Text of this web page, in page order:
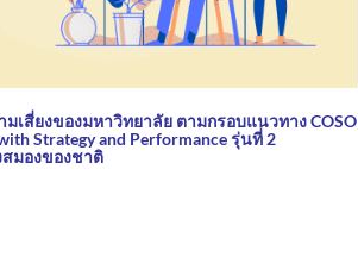
สี่ยงของมหาวิทยาลัย ตามกรอบแนวทาง COSO
Strategy and Performance รุ่นที่ 2
มองของชาติ